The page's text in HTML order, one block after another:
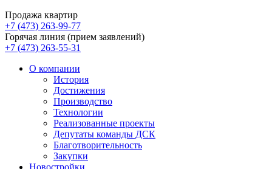
Продажа квартир
+7 (473) 263-99-77
Горячая линия (прием заявлений)
+7 (473) 263-55-31
О компании
История
Достижения
Производство
Технологии
Реализованные проекты
Депутаты команды ДСК
Благотворительность
Закупки
Новостройки